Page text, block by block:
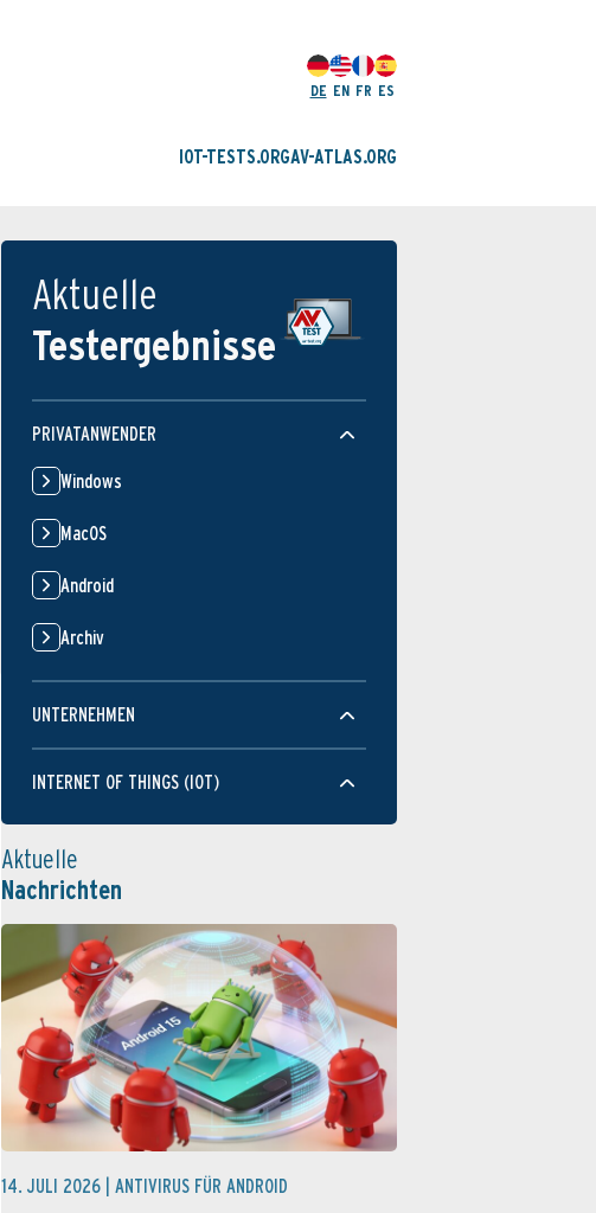
DE EN FR ES
IOT-TESTS.ORGAV-ATLAS.ORG
Aktuelle
Testergebnisse
PRIVATANWENDER
Windows
MacOS
Android
Archiv
UNTERNEHMEN
INTERNET OF THINGS (IOT)
Aktuelle
Nachrichten
14. JULI 2026 | ANTIVIRUS FÜR ANDROID